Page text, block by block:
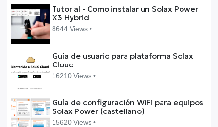
Tutorial - Como instalar un Solax Power
X3 Hybrid
8644 Views •
Guía de usuario para plataforma Solax
Cloud
16210 Views •
Guía de configuración WiFi para equipos
Solax Power (castellano)
15620 Views •